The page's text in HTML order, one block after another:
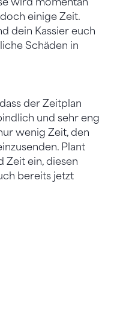
einige Zeit.
dein Kassier euch
Schäden in
der Zeitplan
und sehr eng
wenig Zeit, den
Plant
Zeit ein, diesen
bereits jetzt